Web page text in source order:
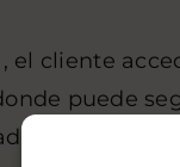
el cliente
puede